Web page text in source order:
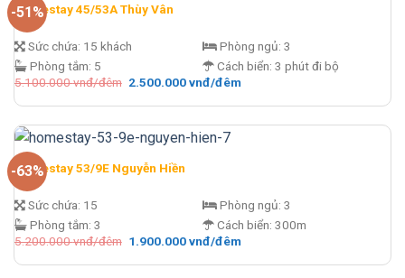
-51%
Homestay 45/53A Thùy Vân
Sức chứa: 15 khách
Phòng tắm: 5
Phòng ngủ: 3
Cách biển: 3 phút đi bộ
5.100.000vnđ/đêm Giá
là:
đêm.
2.500.000vnđ/đêmGiá
tại
2.500.000 vnđ/
-63%
Homestay 53/9E Nguyễn Hiền
Sức chứa: 15
Phòng tắm: 3
Phòng ngủ: 3
Cách biển: 300m
5.200.000vnđ/đêm Giá
là:
1.900.000vnđ/đêmGiá
tại